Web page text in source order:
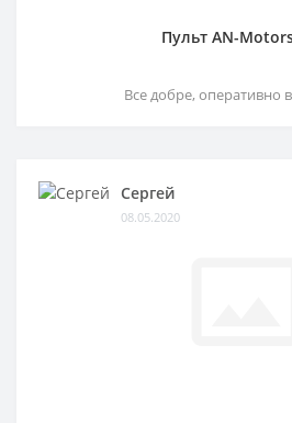
Пульт AN-
Все добре, оперативно
Сергей
08.05.2020